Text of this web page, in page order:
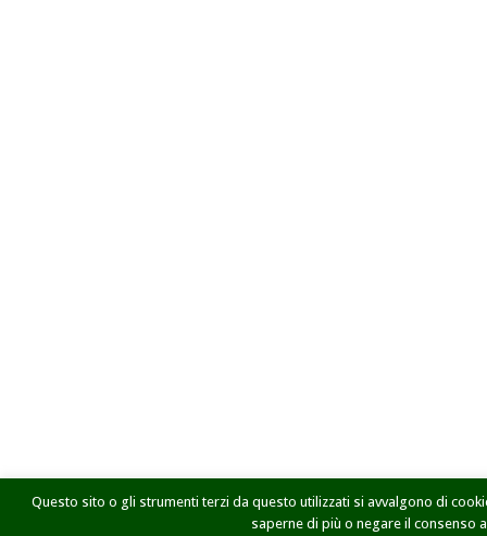
Questo sito o gli strumenti terzi da questo utilizzati si avvalgono di
saperne di più o negare il consenso